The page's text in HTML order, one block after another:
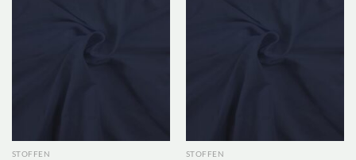
STOFFEN STOFFEN